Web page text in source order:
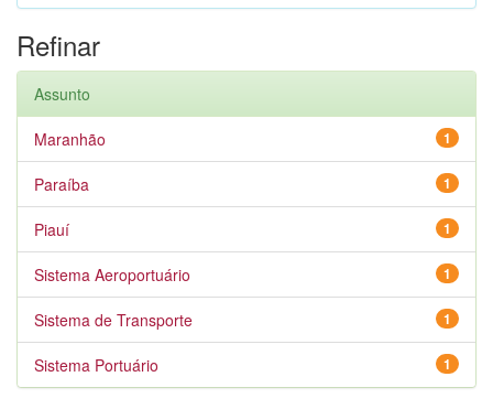
Refinar
Assunto
1
Maranhão
1
Paraíba
1
Piauí
1
Sistema Aeroportuário
1
Sistema de Transporte
1
Sistema Portuário